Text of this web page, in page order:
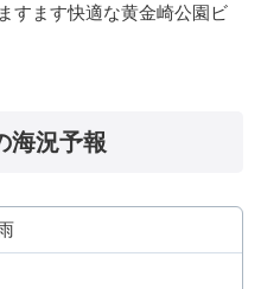
すます快適な黄金崎公園ビ
海況予報